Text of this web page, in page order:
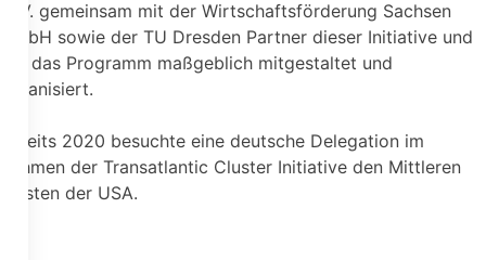
e. V. gemeinsam mit der Wirtschaftsförderung Sachsen
GmbH sowie der TU Dresden Partner dieser Initiative und
hat das Programm maßgeblich mitgestaltet und
organisiert.
Bereits 2020 besuchte eine deutsche Delegation im
Rahmen der Transatlantic Cluster Initiative den Mittleren
Westen der USA.